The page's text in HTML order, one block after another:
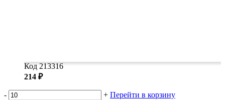
Код 213316
214 ₽
- + Перейти в корзину